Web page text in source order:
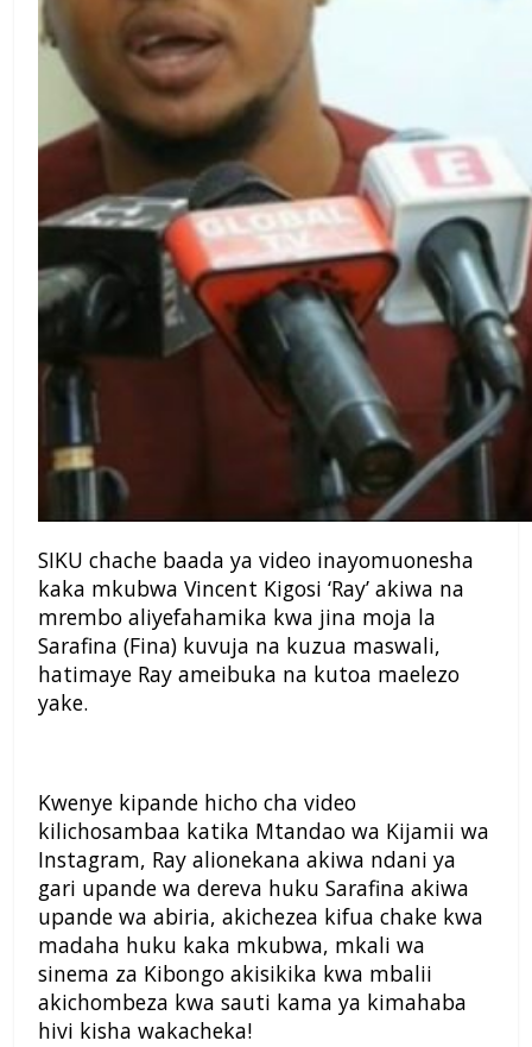
SIKU chache baada ya video inayomuonesha
kaka mkubwa Vincent Kigosi ‘Ray’ akiwa na
mrembo aliyefahamika kwa jina moja la
Sarafina (Fina) kuvuja na kuzua maswali,
hatimaye Ray ameibuka na kutoa maelezo
yake.
Kwenye kipande hicho cha video
kilichosambaa katika Mtandao wa Kijamii wa
Instagram, Ray alionekana akiwa ndani ya
gari upande wa dereva huku Sarafina akiwa
upande wa abiria, akichezea kifua chake kwa
madaha huku kaka mkubwa, mkali wa
sinema za Kibongo akisikika kwa mbalii
akichombeza kwa sauti kama ya kimahaba
hivi kisha wakacheka!